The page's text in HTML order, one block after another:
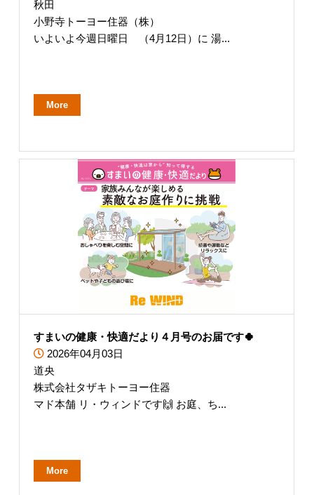
秋田
小野寺トーヨー住器（株）
いよいよ今週日曜日 （4月12日）に 湯...
More
すまいの健康・快適だより４月号のお届です🍀
2026年04月03日
道央
株式会社タザキトーヨー住器
マド本舗 リ・ウィンドです🙌 お庭、ち...
More